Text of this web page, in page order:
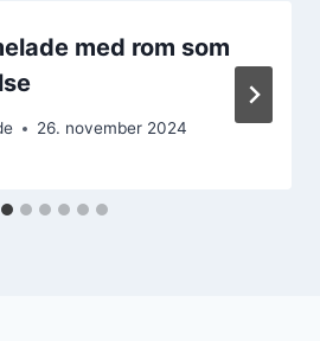
med rom som
26. november 2024